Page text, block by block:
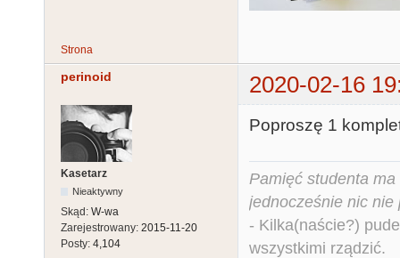
Strona
perinoid 2020-02-16
Kasetarz
Nieaktywny
Skąd: W-wa
Zarejestrowany: 2015-11-20
Posty: 4,104
Poproszę 1
Pamięć studenta
jednocześnie nic nie
- Kilka(naście?)
wszystkimi rządzić.